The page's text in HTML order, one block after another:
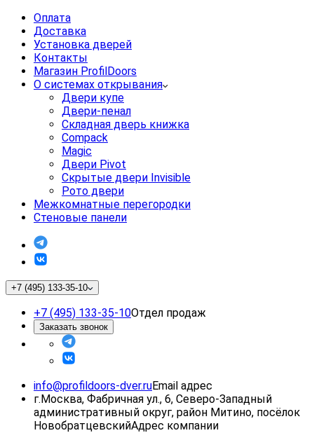
Оплата
Доставка
Установка дверей
Контакты
Магазин ProfilDoors
О системах открывания
Двери купе
Двери-пенал
Складная дверь книжка
Compack
Magic
Двери Pivot
Скрытые двери Invisible
Рото двери
Межкомнатные перегородки
Стеновые панели
+7 (495) 133-35-10
+7 (495) 133-35-10Отдел продаж
Заказать звонок
info@profildoors-dver.ruEmail адрес
г.Москва, Фабричная ул., 6, Северо-Западный
административный округ, район Митино, посёлок
НовобратцевскийАдрес компании